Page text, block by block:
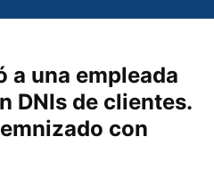
a una empleada
DNIs de clientes.
con